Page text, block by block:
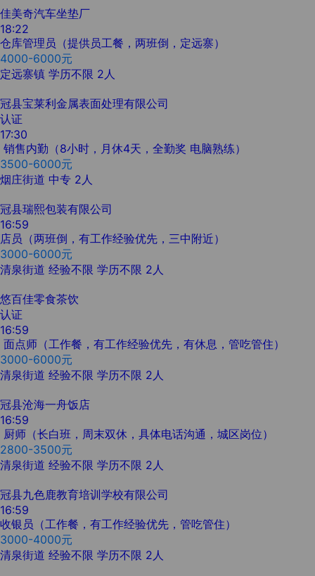
佳美奇汽车坐垫厂
18:22
仓库管理员（提供员工餐，两班倒，定远寨）
4000-6000元
定远寨镇 学历不限 2人
冠县宝莱利金属表面处理有限公司
认证
17:30
销售内勤（8小时，月休4天，全勤奖 电脑熟练）
3500-6000元
烟庄街道 中专 2人
冠县瑞熙包装有限公司
16:59
店员（两班倒，有工作经验优先，三中附近）
3000-6000元
清泉街道 经验不限 学历不限 2人
悠百佳零食茶饮
认证
16:59
面点师（工作餐，有工作经验优先，有休息，管吃管住）
3000-6000元
清泉街道 经验不限 学历不限 2人
冠县沧海一舟饭店
16:59
厨师（长白班，周末双休，具体电话沟通，城区岗位）
2800-3500元
清泉街道 经验不限 学历不限 2人
冠县九色鹿教育培训学校有限公司
16:59
收银员（工作餐，有工作经验优先，管吃管住）
3000-4000元
清泉街道 经验不限 学历不限 2人